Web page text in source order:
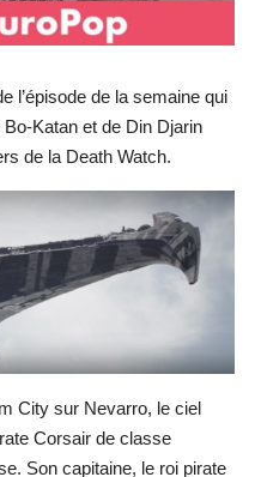
l’épisode de la semaine qui
Bo-Katan et de Din Djarin
de la Death Watch.
City sur Nevarro, le ciel
Corsair de classe
Son capitaine, le roi pirate